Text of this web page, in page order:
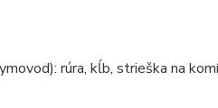
rúra, kĺb, strieška na